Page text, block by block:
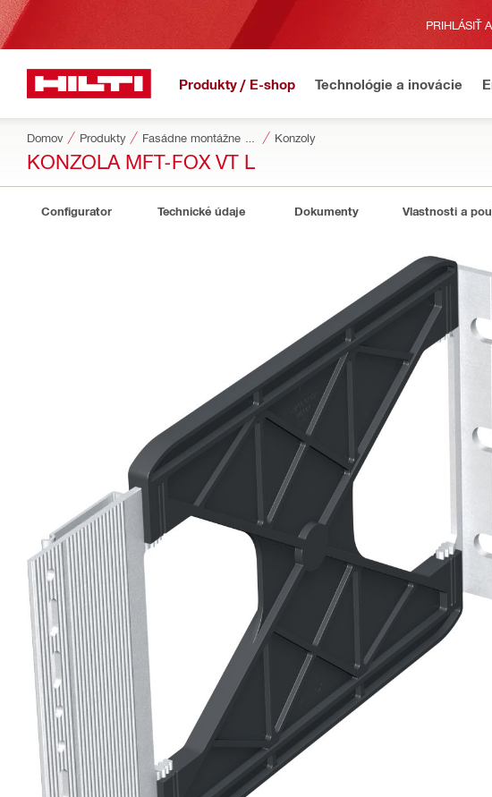
PRIHLÁSIŤ
Produkty / E-shop Technológie a inovácie
Domov Produkty Konzoly
KONZOLA MFT-FOX VT L
Configurator Technické údaje Dokumenty Vlastnosti a